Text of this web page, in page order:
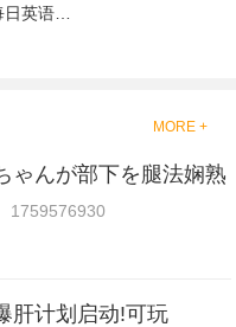
每日英语学习
MORE +
ゃんが部下を腿法娴熟
1759576930
肝计划启动!可玩